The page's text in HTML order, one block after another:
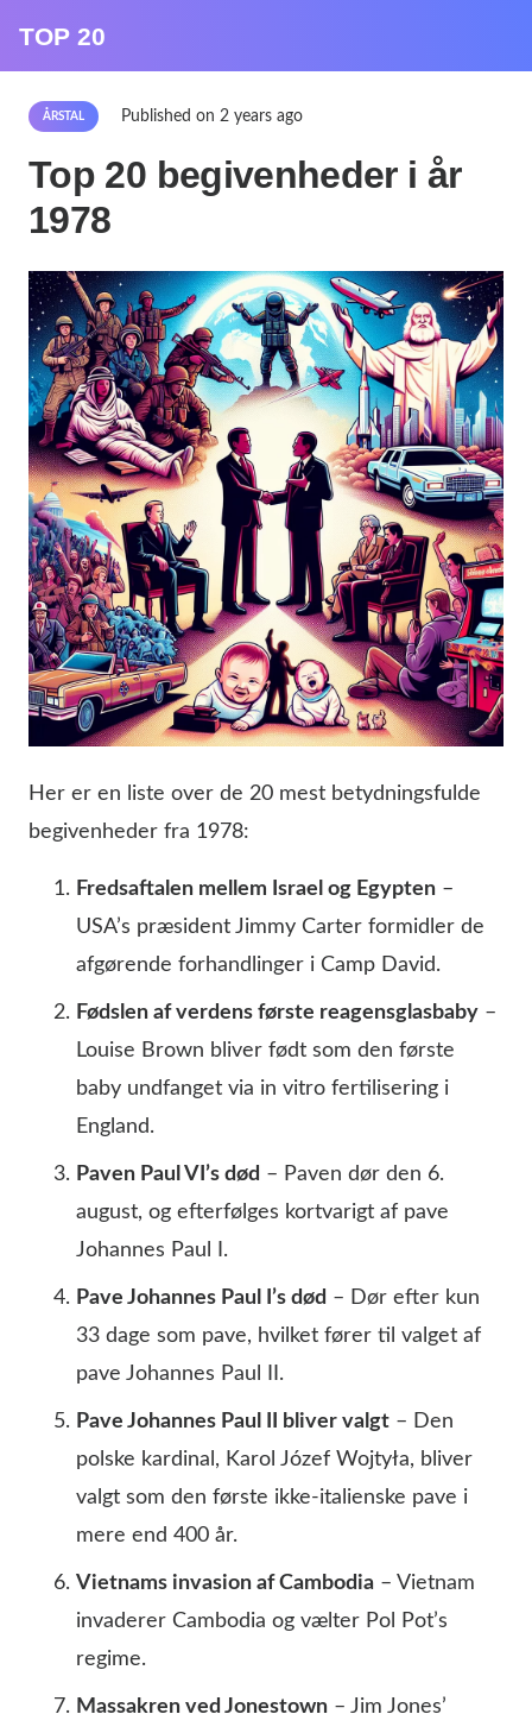
TOP 20
ÅRSTAL Published on2 years ago
Top 20 begivenheder i år
1978
Her er en liste over de 20 mest betydningsfulde
begivenheder fra 1978:
Fredsaftalen mellem Israel og Egypten –
USA’s præsident Jimmy Carter formidler de
afgørende forhandlinger i Camp David.
Fødslen af verdens første reagensglasbaby –
Louise Brown bliver født som den første
baby undfanget via in vitro fertilisering i
England.
Paven Paul VI’s død – Paven dør den 6.
august, og efterfølges kortvarigt af pave
Johannes Paul I.
Pave Johannes Paul I’s død – Dør efter kun
33 dage som pave, hvilket fører til valget af
pave Johannes Paul II.
Pave Johannes Paul II bliver valgt – Den
polske kardinal, Karol Józef Wojtyła, bliver
valgt som den første ikke-italienske pave i
mere end 400 år.
Vietnams invasion af Cambodia – Vietnam
invaderer Cambodia og vælter Pol Pot’s
regime.
Massakren ved Jonestown – Jim Jones’